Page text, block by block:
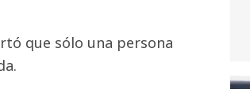
que sólo una persona